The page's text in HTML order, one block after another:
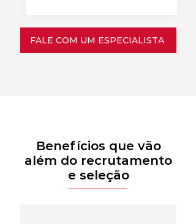
FALE COM UM ESPECIALISTA
Benefícios que vão
além do recrutamento
e seleção